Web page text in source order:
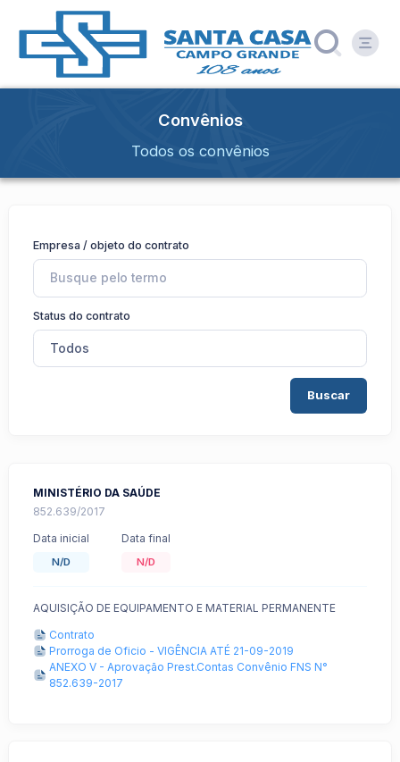
Convênios
Todos os convênios
Empresa / objeto do contrato
Status do contrato
Todos
Buscar
MINISTÉRIO DA SAÚDE
852.639/2017
Data inicial
N/D
Data final
N/D
AQUISIÇÃO DE EQUIPAMENTO E MATERIAL PERMANENTE
Contrato
Prorroga de Oficio - VIGÊNCIA ATÉ 21-09-2019
ANEXO V - Aprovação Prest.Contas Convênio FNS N°
852.639-2017